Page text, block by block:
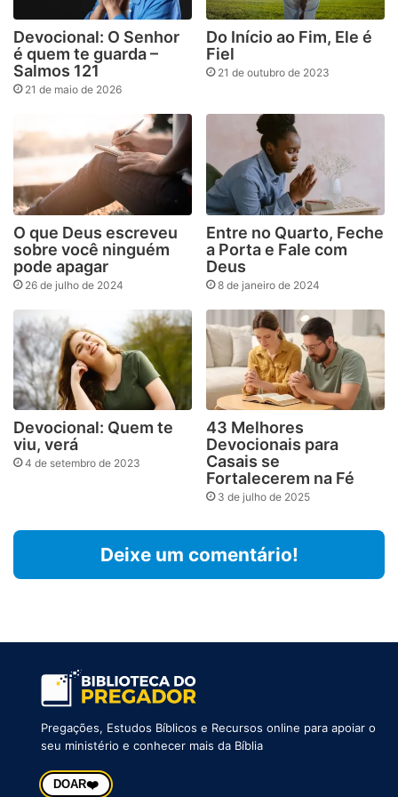
Devocional: O Senhor
é quem te guarda –
Salmos 121
21 de maio de 2026
Do Início ao Fim, Ele é
Fiel
21 de outubro de 2023
O que Deus escreveu
sobre você ninguém
pode apagar
26 de julho de 2024
Entre no Quarto, Feche
a Porta e Fale com
Deus
8 de janeiro de 2024
Devocional: Quem te
viu, verá
4 de setembro de 2023
43 Melhores
Devocionais para
Casais se
Fortalecerem na Fé
3 de julho de 2025
Deixe um comentário!
Pregações, Estudos Bíblicos e Recursos online para apoiar o
seu ministério e conhecer mais da Bíblia
DOAR❤️